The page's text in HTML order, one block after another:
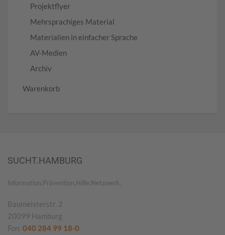
Projektflyer
Mehrsprachiges Material
Materialien in einfacher Sprache
AV-Medien
Archiv
Warenkorb
SUCHT.HAMBURG
Information.Prävention.Hilfe.Netzwerk.
Baumeisterstr. 2
20099 Hamburg
Fon: 040 284 99 18-0